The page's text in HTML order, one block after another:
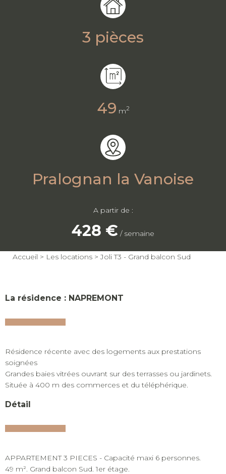
3 pièces
49 m2
Pralognan la Vanoise
A partir de :
428 € / semaine
Accueil > Les locations >Joli T3 - Grand balcon Sud
La résidence : NAPREMONT
Résidence récente avec des logements aux prestations
soignées
Grandes baies vitrées ouvrant sur des terrasses ou jardinets.
Située à 400 m des commerces et du téléphérique.
Détail
APPARTEMENT 3 PIECES - Capacité maxi 6 personnes.
49 m². Grand balcon Sud. 1er étage.